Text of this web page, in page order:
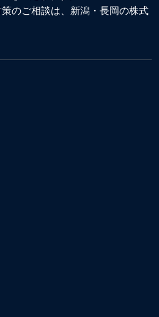
策のご相談は、新潟・長岡の株式